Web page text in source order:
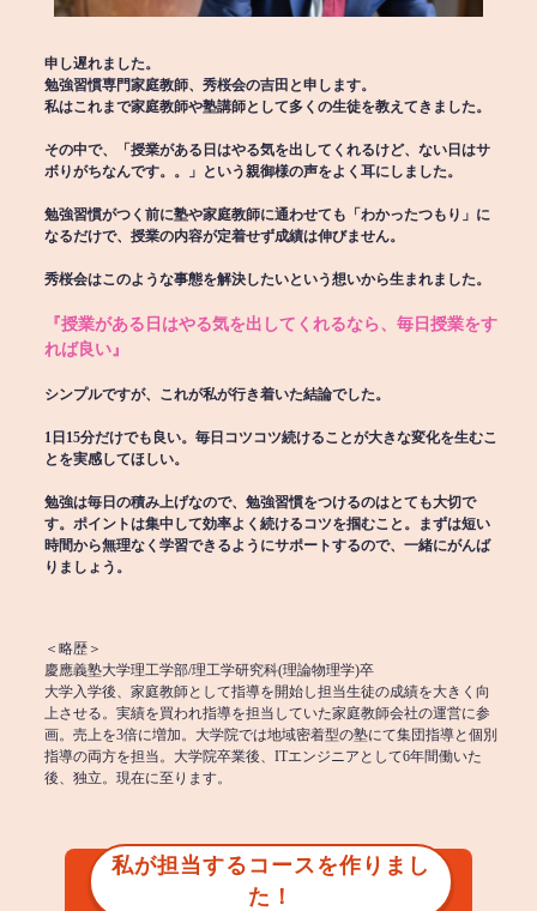
申し遅れました。
勉強習慣専門家庭教師、秀桜会の吉田と申します。
私はこれまで家庭教師や塾講師として多くの生徒を教えてきました。
その中で、「授業がある日はやる気を出してくれるけど、ない日はサ
ボりがちなんです。。」という親御様の声をよく耳にしました。
勉強習慣がつく前に塾や家庭教師に通わせても「わかったつもり」に
なるだけで、授業の内容が定着せず成績は伸びません。
秀桜会はこのような事態を解決したいという想いから生まれました。
『授業がある日はやる気を出してくれるなら、毎日授業をす
れば良い』
シンプルですが、これが私が行き着いた結論でした。
1日15分だけでも良い。毎日コツコツ続けることが大きな変化を生むこ
とを実感してほしい。
勉強は毎日の積み上げなので、勉強習慣をつけるのはとても大切で
す。ポイントは集中して効率よく続けるコツを掴むこと。まずは短い
時間から無理なく学習できるようにサポートするので、一緒にがんば
りましょう。
＜略歴＞
慶應義塾大学理工学部/理工学研究科(理論物理学)卒
大学入学後、家庭教師として指導を開始し担当生徒の成績を大きく向
上させる。実績を買われ指導を担当していた家庭教師会社の運営に参
画。売上を3倍に増加。大学院では地域密着型の塾にて集団指導と個別
指導の両方を担当。大学院卒業後、ITエンジニアとして6年間働いた
後、独立。現在に至ります。
私が担当するコースを作りまし
た！